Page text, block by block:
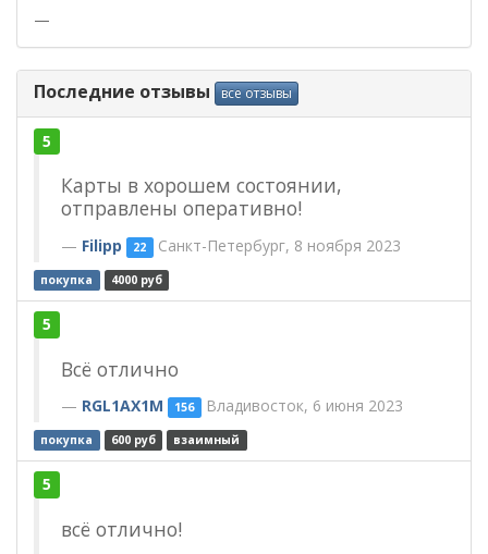
—
Последние отзывы все отзывы
5
Карты в хорошем состоянии,
отправлены оперативно!
Filipp 22 Санкт-Петербург, 8 ноября 2023
покупка 4000 руб
5
Всё отлично
RGL1AX1M 156 Владивосток, 6 июня 2023
покупка 600 руб взаимный
5
всё отлично!